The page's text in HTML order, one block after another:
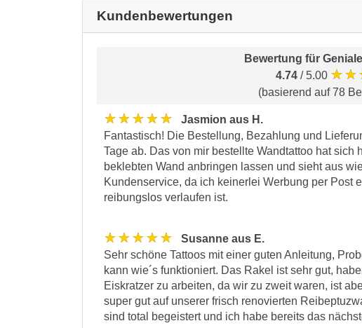
Kundenbewertungen
Bewertung für
4.74 / 5.00
(basierend auf 78
★★★★★
Jasmion aus H.
Fantastisch! Die Bestellung, Bezahlung und
Tage ab. Das von mir bestellte Wandtattoo hat sich
beklebten Wand anbringen lassen und sieht aus
Kundenservice, da ich keinerlei Werbung per Post
reibungslos verlaufen ist.
★★★★★
Susanne aus E.
Sehr schöne Tattoos mit einer guten Anleitung,
kann wie´s funktioniert. Das Rakel ist sehr gut,
Eiskratzer zu arbeiten, da wir zu zweit waren, ist
super gut auf unserer frisch renovierten
sind total begeistert und ich habe bereits das